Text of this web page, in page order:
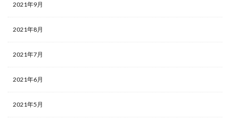
2021年9月
2021年8月
2021年7月
2021年6月
2021年5月